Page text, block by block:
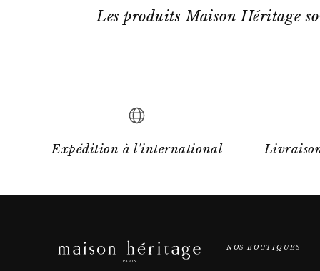
Les produits Maison Héritage
Expédition à l'international
NOS BOUTIQUES